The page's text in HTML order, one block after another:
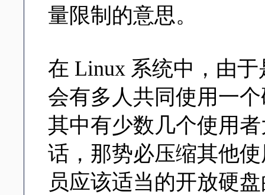
量限制的意思。
在 Linux 系统中，由
会有多人共同使用一
其中有少数几个使用
话，那势必压缩其他
员应该适当的开放硬